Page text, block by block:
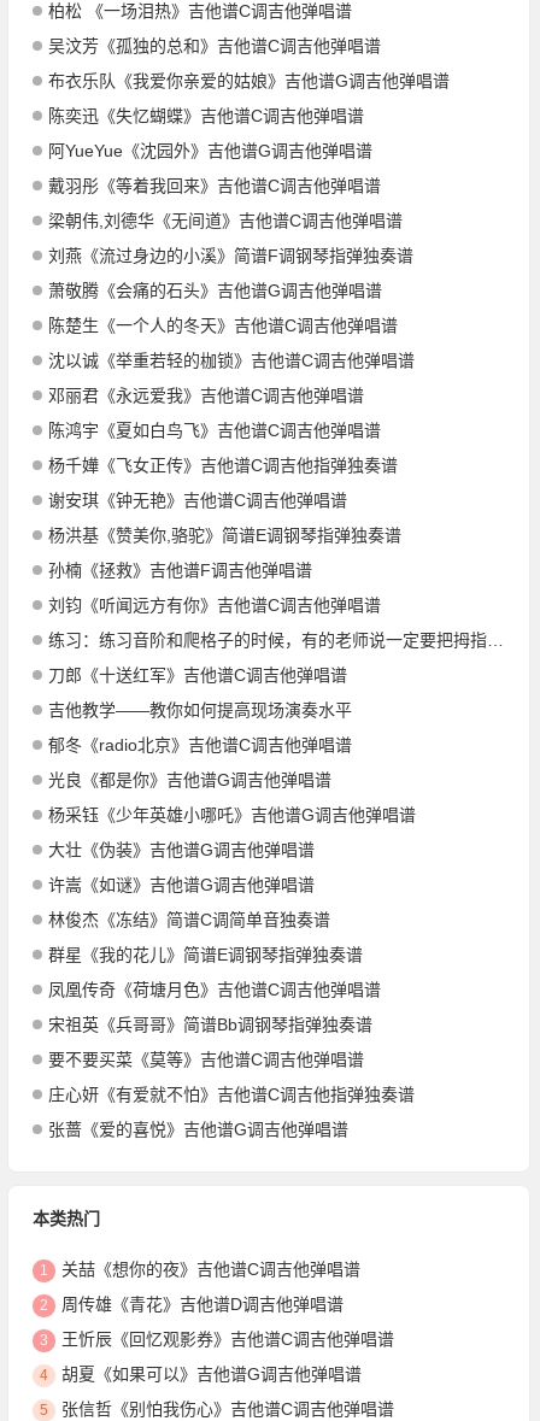
柏松 《一场泪热》吉他谱C调吉他弹唱谱
吴汶芳《孤独的总和》吉他谱C调吉他弹唱谱
布衣乐队《我爱你亲爱的姑娘》吉他谱G调吉他弹唱谱
陈奕迅《失忆蝴蝶》吉他谱C调吉他弹唱谱
阿YueYue《沈园外》吉他谱G调吉他弹唱谱
戴羽彤《等着我回来》吉他谱C调吉他弹唱谱
梁朝伟,刘德华《无间道》吉他谱C调吉他弹唱谱
刘燕《流过身边的小溪》简谱F调钢琴指弹独奏谱
萧敬腾《会痛的石头》吉他谱G调吉他弹唱谱
陈楚生《一个人的冬天》吉他谱C调吉他弹唱谱
沈以诚《举重若轻的枷锁》吉他谱C调吉他弹唱谱
邓丽君《永远爱我》吉他谱C调吉他弹唱谱
陈鸿宇《夏如白鸟飞》吉他谱C调吉他弹唱谱
杨千嬅《飞女正传》吉他谱C调吉他指弹独奏谱
谢安琪《钟无艳》吉他谱C调吉他弹唱谱
杨洪基《赞美你,骆驼》简谱E调钢琴指弹独奏谱
孙楠《拯救》吉他谱F调吉他弹唱谱
刘钧《听闻远方有你》吉他谱C调吉他弹唱谱
练习：练习音阶和爬格子的时候，有的老师说一定要把拇指放在后面，有的老师则说把拇指露出来随意一点也行到底该听谁的，还是木吉他是一种按法，电吉他又一种
刀郎《十送红军》吉他谱C调吉他弹唱谱
吉他教学——教你如何提高现场演奏水平
郁冬《radio北京》吉他谱C调吉他弹唱谱
光良《都是你》吉他谱G调吉他弹唱谱
杨采钰《少年英雄小哪吒》吉他谱G调吉他弹唱谱
大壮《伪装》吉他谱G调吉他弹唱谱
许嵩《如谜》吉他谱G调吉他弹唱谱
林俊杰《冻结》简谱C调简单音独奏谱
群星《我的花儿》简谱E调钢琴指弹独奏谱
凤凰传奇《荷塘月色》吉他谱C调吉他弹唱谱
宋祖英《兵哥哥》简谱Bb调钢琴指弹独奏谱
要不要买菜《莫等》吉他谱C调吉他弹唱谱
庄心妍《有爱就不怕》吉他谱C调吉他指弹独奏谱
张蔷《爱的喜悦》吉他谱G调吉他弹唱谱
本类热门
1 关喆《想你的夜》吉他谱C调吉他弹唱谱
2 周传雄《青花》吉他谱D调吉他弹唱谱
3 王忻辰《回忆观影券》吉他谱C调吉他弹唱谱
4 胡夏《如果可以》吉他谱G调吉他弹唱谱
5 张信哲《别怕我伤心》吉他谱C调吉他弹唱谱